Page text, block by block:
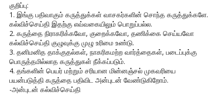
குறிப்பு:
1. இங்கு பதிவாகும் கருத்துக்கள் வாசகர்களின் சொந்த கருத்துக்களே.
கல்விச்செய்தி இதற்கு எவ்வகையிலும் பொறுப்பல்ல.
2. கருத்தை நிராகரிக்கவோ, குறைக்கவோ, தணிக்கை செய்யவோ
கல்விச்செய்தி குழுவுக்கு முழு உரிமை உண்டு.
3. தனிமனித தாக்குதல்கள், நாகரிகமற்ற வார்த்தைகள், படைப்புக்கு
பொருத்தமில்லாத கருத்துகள் நீக்கப்படும்.
4. தங்களின் பெயர் மற்றும் சரியான மின்னஞ்சல் முகவரியை
பயன்படுத்தி கருத்தை பதிவிட அன்புடன் வேண்டுகிறோம்.
-அன்புடன் கல்விச்செய்தி